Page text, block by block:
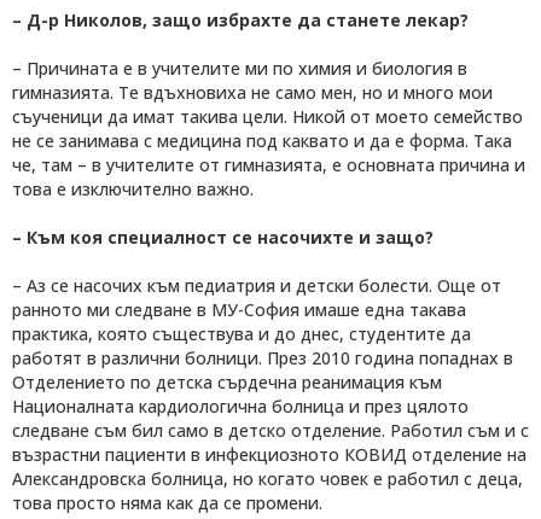
– Д-р Николов, защо избрахте да станете лекар?
– Причината е в учителите ми по химия и биология в
гимназията. Те вдъхновиха не само мен, но и много мои
съученици да имат такива цели. Никой от моето семейство
не се занимава с медицина под каквато и да е форма. Така
че, там – в учителите от гимназията, е основната причина и
това е изключително важно.
– Към коя специалност се насочихте и защо?
– Аз се насочих към педиатрия и детски болести. Още от
ранното ми следване в МУ-София имаше една такава
практика, която съществува и до днес, студентите да
работят в различни болници. През 2010 година попаднах в
Отделението по детска сърдечна реанимация към
Националната кардиологична болница и през цялото
следване съм бил само в детско отделение. Работил съм и с
възрастни пациенти в инфекциозното КОВИД отделение на
Александровска болница, но когато човек е работил с деца,
това просто няма как да се промени.